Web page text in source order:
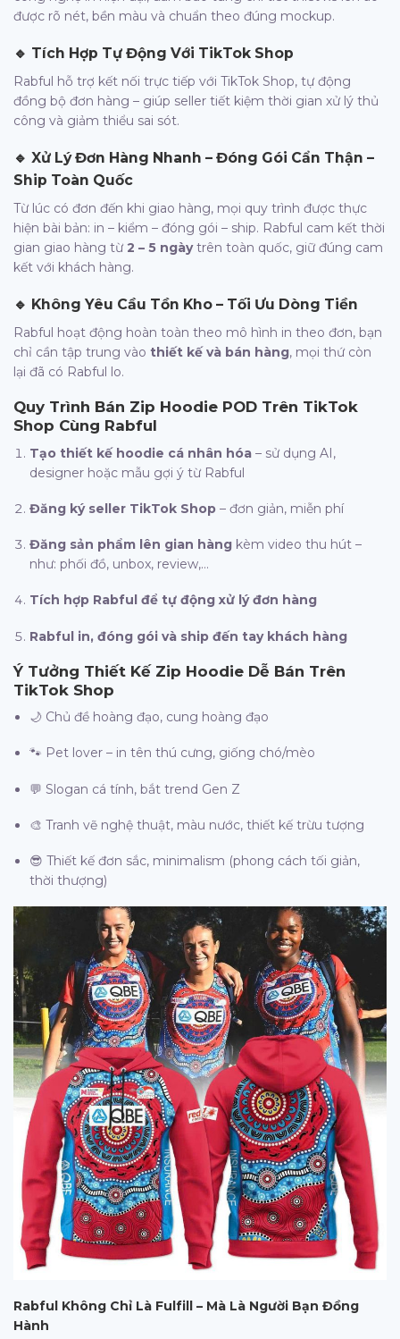
được rõ nét, bền màu và chuẩn theo đúng mockup.
🔹 Tích Hợp Tự Động Với TikTok Shop
Rabful hỗ trợ kết nối trực tiếp với TikTok Shop, tự động
đồng bộ đơn hàng – giúp seller tiết kiệm thời gian xử lý thủ
công và giảm thiểu sai sót.
🔹 Xử Lý Đơn Hàng Nhanh – Đóng Gói Cẩn Thận –
Ship Toàn Quốc
Từ lúc có đơn đến khi giao hàng, mọi quy trình được thực
hiện bài bản: in – kiểm – đóng gói – ship. Rabful cam kết thời
gian giao hàng từ2 – 5 ngàytrên toàn quốc, giữ đúng cam
kết với khách hàng.
🔹 Không Yêu Cầu Tồn Kho – Tối Ưu Dòng Tiền
Rabful hoạt động hoàn toàn theo mô hình in theo đơn, bạn
chỉ cần tập trung vào thiết kế và bán hàng, mọi thứ còn
lại đã có Rabful lo.
Quy Trình Bán Zip Hoodie POD Trên TikTok
Shop Cùng Rabful
Tạo thiết kế hoodie cá nhân hóa – sử dụng AI,
designer hoặc mẫu gợi ý từ Rabful
Đăng ký seller TikTok Shop – đơn giản, miễn phí
Đăng sản phẩm lên gian hàng kèm video thu hút –
như: phối đồ, unbox, review,…
Tích hợp Rabful để tự động xử lý đơn hàng
Rabful in, đóng gói và ship đến tay khách hàng
Ý Tưởng Thiết Kế Zip Hoodie Dễ Bán Trên
TikTok Shop
🌙 Chủ đề hoàng đạo, cung hoàng đạo
🐾 Pet lover – in tên thú cưng, giống chó/mèo
💬 Slogan cá tính, bắt trend Gen Z
🎨 Tranh vẽ nghệ thuật, màu nước, thiết kế trừu tượng
😎 Thiết kế đơn sắc, minimalism (phong cách tối giản,
thời thượng)
Rabful Không Chỉ Là Fulfill – Mà Là Người Bạn Đồng
Hành